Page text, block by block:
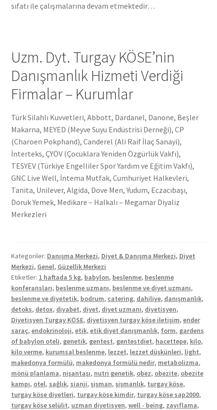
sıfatı ile çalışmalarına devam etmektedir…
Uzm. Dyt. Turgay KÖSE’nin
Danışmanlık Hizmeti Verdiği
Firmalar – Kurumlar
Türk Silahlı Kuvvetleri, Abbott, Dardanel, Danone, Beşler
Makarna, MEYED (Meyve Suyu Endüstrisi Derneği), CP
(Charoen Pokphand), Canderel (Ali Raif İlaç Sanayi),
İnterteks, ÇYÖV (Çocuklara Yeniden Özgürlük Vakfı),
TESYEV (Türkiye Engelliler Spor Yardım ve Eğitim Vakfı),
GNC Live Well, İntema Mutfak, Cumhuriyet Halkevleri,
Tanita, Unilever, Algida, Dove Men, Yudum, Eczacıbaşı,
Doruk Yemek, Medikare – Halkalı – Megamar Diyaliz
Merkezleri
Kategoriler: Danışma Merkezi, Diyet & Danışma Merkezi, Diyet
Merkezi, Genel, Güzellik Merkezi
Etiketler: 1 haftada 5 kg, babylon, beslenme, beslenme
konferansları, beslenme uzmanı, beslenme ve diyet uzmanı,
beslenme ve diyetetik, bodrum, catering, dahiliye, danışmanlık,
detoks, detox, diyabet, diyet, diyet uzmanı, diyetisyen,
Diyetisyen Turgay KÖSE, diyetisyen turgay köse iletişim, ender
saraç, endokrinoloji, etik, etik diyet danışmanlık, form, gardens
of babylon oteli, genetik, gentest, gentestdiet, hacettepe, kilo,
kilo verme, kurumsal beslenme, lezzet, lezzet düşkünleri, light,
makedonya formülü, makedonya formülü nedir, metabolizma,
mönü planlama, nişantaşı, nutri genetik, obez, obezite, obezite
kampı, otel, sağlık, sianji, şişman, şişmanlık, turgay köse,
turgay köse diyetleri, turgay köse kimdir, turgay köse sap2000,
turgay köse selülit, uzman diyetisyen, well - being, zayıflama,